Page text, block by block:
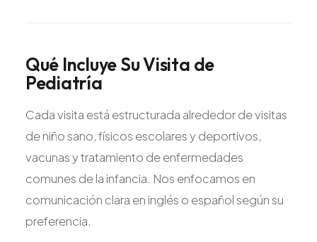
Qué IncluyeSuVisita de
Pediatría
Cada visita está estructurada alrededor de visitas
de niño sano, físicos escolares y deportivos,
vacunas y tratamiento de enfermedades
comunes de la infancia. Nos enfocamos en
comunicación clara en inglés o español según su
preferencia.